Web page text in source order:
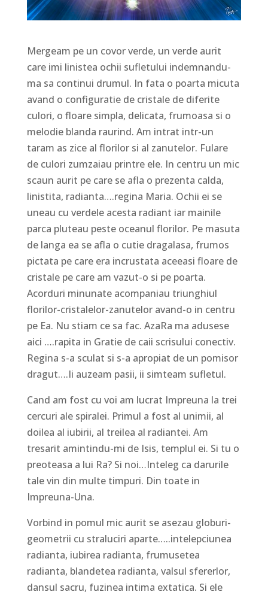
Mergeam pe un covor verde, un verde aurit
care imi linistea ochii sufletului indemnandu-
ma sa continui drumul. In fata o poarta micuta
avand o configuratie de cristale de diferite
culori, o floare simpla, delicata, frumoasa si o
melodie blanda raurind. Am intrat intr-un
taram as zice al florilor si al zanutelor. Fulare
de culori zumzaiau printre ele. In centru un mic
scaun aurit pe care se afla o prezenta calda,
linistita, radianta….regina Maria. Ochii ei se
uneau cu verdele acesta radiant iar mainile
parca pluteau peste oceanul florilor. Pe masuta
de langa ea se afla o cutie dragalasa, frumos
pictata pe care era incrustata aceeasi floare de
cristale pe care am vazut-o si pe poarta.
Acorduri minunate acompaniau triunghiul
florilor-cristalelor-zanutelor avand-o in centru
pe Ea. Nu stiam ce sa fac. AzaRa ma adusese
aici ….rapita in Gratie de caii scrisului conectiv.
Regina s-a sculat si s-a apropiat de un pomisor
dragut….Ii auzeam pasii, ii simteam sufletul.
Cand am fost cu voi am lucrat Impreuna la trei
cercuri ale spiralei. Primul a fost al unimii, al
doilea al iubirii, al treilea al radiantei. Am
tresarit amintindu-mi de Isis, templul ei. Si tu o
preoteasa a lui Ra? Si noi…Inteleg ca darurile
tale vin din multe timpuri. Din toate in
Impreuna-Una.
Vorbind in pomul mic aurit se asezau globuri-
geometrii cu straluciri aparte…..intelepciunea
radianta, iubirea radianta, frumusetea
radianta, blandetea radianta, valsul sfererlor,
dansul sacru, fuzinea intima extatica. Si ele